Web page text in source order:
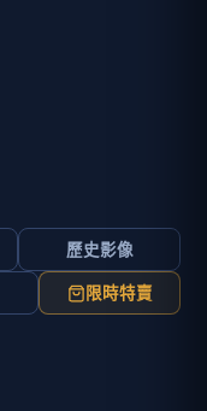
歷史影像
限時特賣